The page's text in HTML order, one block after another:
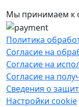
Мы принимаем к
Политика
Согласие на
Согласие на
Согласие на
Сведения о
Настройки cookie